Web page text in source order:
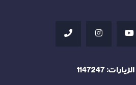
1147247